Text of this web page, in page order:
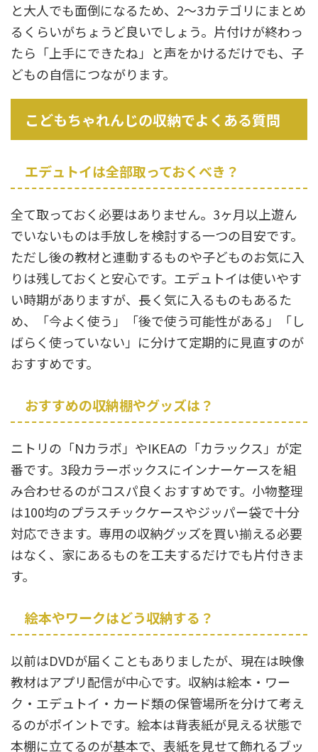
と大人でも面倒になるため、2〜3カテゴリにまとめ
るくらいがちょうど良いでしょう。片付けが終わっ
たら「上手にできたね」と声をかけるだけでも、子
どもの自信につながります。
こどもちゃれんじの収納でよくある質問
エデュトイは全部取っておくべき？
全て取っておく必要はありません。3ヶ月以上遊ん
でいないものは手放しを検討する一つの目安です。
ただし後の教材と連動するものや子どものお気に入
りは残しておくと安心です。エデュトイは使いやす
い時期がありますが、長く気に入るものもあるた
め、「今よく使う」「後で使う可能性がある」「し
ばらく使っていない」に分けて定期的に見直すのが
おすすめです。
おすすめの収納棚やグッズは？
ニトリの「Nカラボ」やIKEAの「カラックス」が定
番です。3段カラーボックスにインナーケースを組
み合わせるのがコスパ良くおすすめです。小物整理
は100均のプラスチックケースやジッパー袋で十分
対応できます。専用の収納グッズを買い揃える必要
はなく、家にあるものを工夫するだけでも片付きま
す。
絵本やワークはどう収納する？
以前はDVDが届くこともありましたが、現在は映像
教材はアプリ配信が中心です。収納は絵本・ワー
ク・エデュトイ・カード類の保管場所を分けて考え
るのがポイントです。絵本は背表紙が見える状態で
本棚に立てるのが基本で、表紙を見せて飾れるブッ